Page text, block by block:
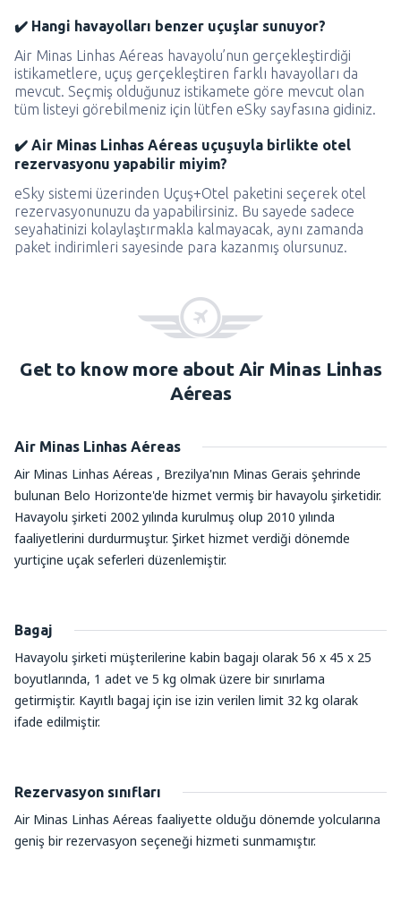
✔️ Hangi havayolları benzer uçuşlar sunuyor?
Air Minas Linhas Aéreas havayolu’nun gerçekleştirdiği
istikametlere, uçuş gerçekleştiren farklı havayolları da
mevcut. Seçmiş olduğunuz istikamete göre mevcut olan
tüm listeyi görebilmeniz için lütfen eSky sayfasına gidiniz.
✔️ Air Minas Linhas Aéreas uçuşuyla birlikte otel
rezervasyonu yapabilir miyim?
eSky sistemi üzerinden Uçuş+Otel paketini seçerek otel
rezervasyonunuzu da yapabilirsiniz. Bu sayede sadece
seyahatinizi kolaylaştırmakla kalmayacak, aynı zamanda
paket indirimleri sayesinde para kazanmış olursunuz.
Get to know more about Air Minas Linhas
Aéreas
Air Minas Linhas Aéreas
Air Minas Linhas Aéreas , Brezilya'nın Minas Gerais şehrinde
bulunan Belo Horizonte'de hizmet vermiş bir havayolu şirketidir.
Havayolu şirketi 2002 yılında kurulmuş olup 2010 yılında
faaliyetlerini durdurmuştur. Şirket hizmet verdiği dönemde
yurtiçine uçak seferleri düzenlemiştir.
Bagaj
Havayolu şirketi müşterilerine kabin bagajı olarak 56 x 45 x 25
boyutlarında, 1 adet ve 5 kg olmak üzere bir sınırlama
getirmiştir. Kayıtlı bagaj için ise izin verilen limit 32 kg olarak
ifade edilmiştir.
Rezervasyon sınıfları
Air Minas Linhas Aéreas faaliyette olduğu dönemde yolcularına
geniş bir rezervasyon seçeneği hizmeti sunmamıştır.